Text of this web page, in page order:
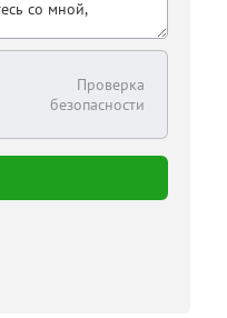
Проверка
безопасности